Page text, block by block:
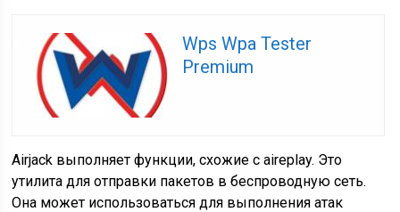
Wps Wpa Tester
Premium
Airjack выполняет функции, схожие с aireplay. Это
утилита для отправки пакетов в беспроводную сеть.
Она может использоваться для выполнения атак